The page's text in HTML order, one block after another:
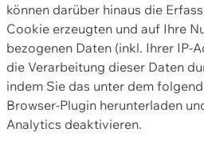
können darüber hinaus die
Cookie erzeugten und auf Ihre
bezogenen Daten (inkl. Ihrer IP-
die Verarbeitung dieser Daten
indem Sie das unter dem
Browser-Plugin herunterladen
Analytics deaktivieren.